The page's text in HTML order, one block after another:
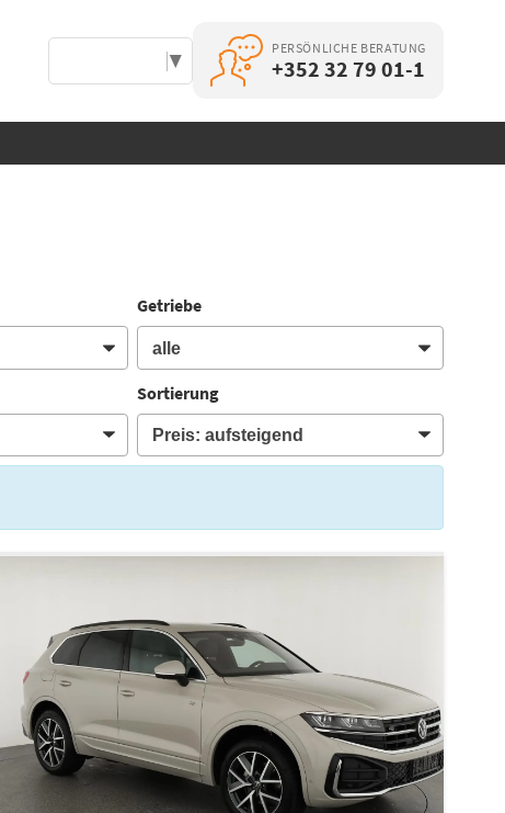
▼
PERSÖNLICHE BERATUNG
+352 32 79 01-1
Getriebe
Sortierung